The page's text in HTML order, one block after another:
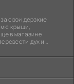
свои дерзкие
с крыши,
в магазине
дух и